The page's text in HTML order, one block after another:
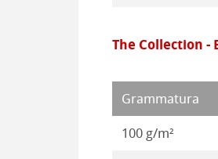
The Collection -
Grammatura
100 g/m²